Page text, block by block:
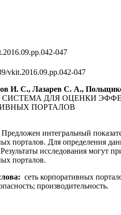
047
vkit.2016.09.pp.042-047
И. С., Лазарев С. А.,
СИСТЕМА ДЛЯ ОЦЕНКИ
ПОРТАЛОВ
Предложен интегральный
порталов. Для определения
исследования могут
порталов.
сеть корпоративных
производительность.